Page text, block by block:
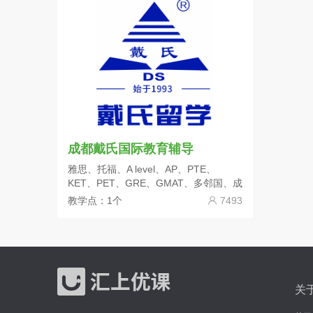
成都戴氏国际教育辅导
雅思、托福、A level、AP、PTE、
KET、PET、GRE、GMAT、多邻国、成
人口语、日语
7493
教学点：1个
关